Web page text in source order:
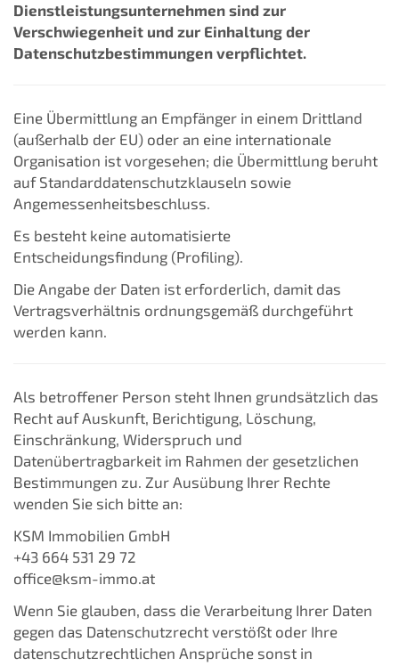
Dienstleistungsunternehmen sind zur
Verschwiegenheit und zur Einhaltung der
Datenschutzbestimmungen verpflichtet.
Eine Übermittlung an Empfänger in einem Drittland
(außerhalb der EU) oder an eine internationale
Organisation ist vorgesehen; die Übermittlung beruht
auf Standarddatenschutzklauseln sowie
Angemessenheitsbeschluss.
Es besteht keine automatisierte
Entscheidungsfindung (Profiling).
Die Angabe der Daten ist erforderlich, damit das
Vertragsverhältnis ordnungsgemäß durchgeführt
werden kann.
Als betroffener Person steht Ihnen grundsätzlich das
Recht auf Auskunft, Berichtigung, Löschung,
Einschränkung, Widerspruch und
Datenübertragbarkeit im Rahmen der gesetzlichen
Bestimmungen zu. Zur Ausübung Ihrer Rechte
wenden Sie sich bitte an:
KSM Immobilien GmbH
+43 664 531 29 72
office@ksm-immo.at
Wenn Sie glauben, dass die Verarbeitung Ihrer Daten
gegen das Datenschutzrecht verstößt oder Ihre
datenschutzrechtlichen Ansprüche sonst in